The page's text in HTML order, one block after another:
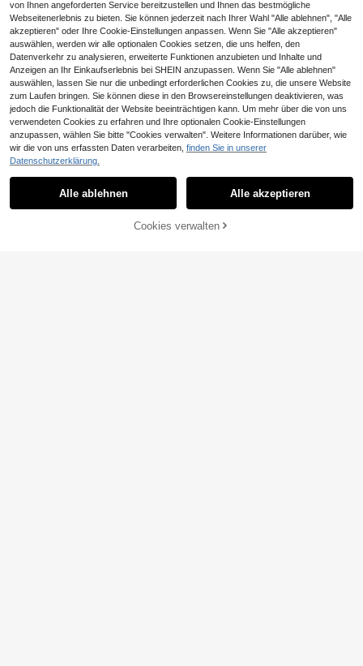
ZUM WARENKORB HINZUFÜGEN
von Ihnen angeforderten Service bereitzustellen und Ihnen das bestmögliche
Webseitenerlebnis zu bieten. Sie können jederzeit nach Ihrer Wahl "Alle ablehnen", "Alle
akzeptieren" oder Ihre Cookie-Einstellungen anpassen. Wenn Sie "Alle akzeptieren"
auswählen, werden wir alle optionalen Cookies setzen, die uns helfen, den
Datenverkehr zu analysieren, erweiterte Funktionen anzubieten und Inhalte und
Anzeigen an Ihr Einkaufserlebnis bei SHEIN anzupassen. Wenn Sie "Alle ablehnen"
auswählen, lassen Sie nur die unbedingt erforderlichen Cookies zu, die unsere Website
zum Laufen bringen. Sie können diese in den Browsereinstellungen deaktivieren, was
jedoch die Funktionalität der Website beeinträchtigen kann. Um mehr über die von uns
verwendeten Cookies zu erfahren und Ihre optionalen Cookie-Einstellungen
anzupassen, wählen Sie bitte "Cookies verwalten". Weitere Informationen darüber, wie
wir die von uns erfassten Daten verarbeiten, finden Sie in unserer
Datenschutzerklärung.
Alle ablehnen Alle akzeptieren
Cookies verwalten